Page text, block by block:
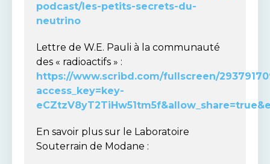
podcast/les-petits-secrets-du-
neutrino
Lettre de W.E. Pauli à la communauté
des « radioactifs » :
https://www.scribd.com/fullscreen/
access_key=key-
En savoir plus sur le Laboratoire
Souterrain de Modane :